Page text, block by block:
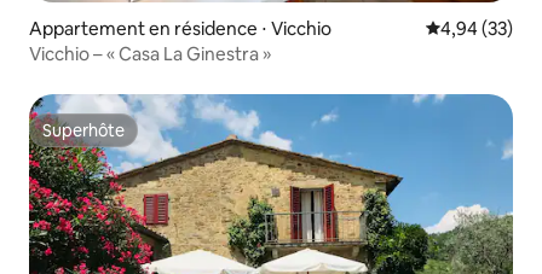
Appartement en résidence ⋅ Vicchio Évaluation
4,94 (33)
Vicchio – « Casa La Ginestra »
Superhôte
Superhôte